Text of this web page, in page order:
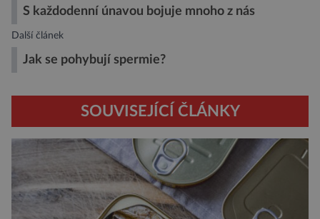
S každodenní únavou bojuje mnoho z nás
Další článek
Jak se pohybují spermie?
SOUVISEJÍCÍ ČLÁNKY